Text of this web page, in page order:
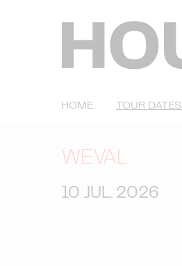
HOME TOUR DATES
WEVAL
10 JUL. 2026